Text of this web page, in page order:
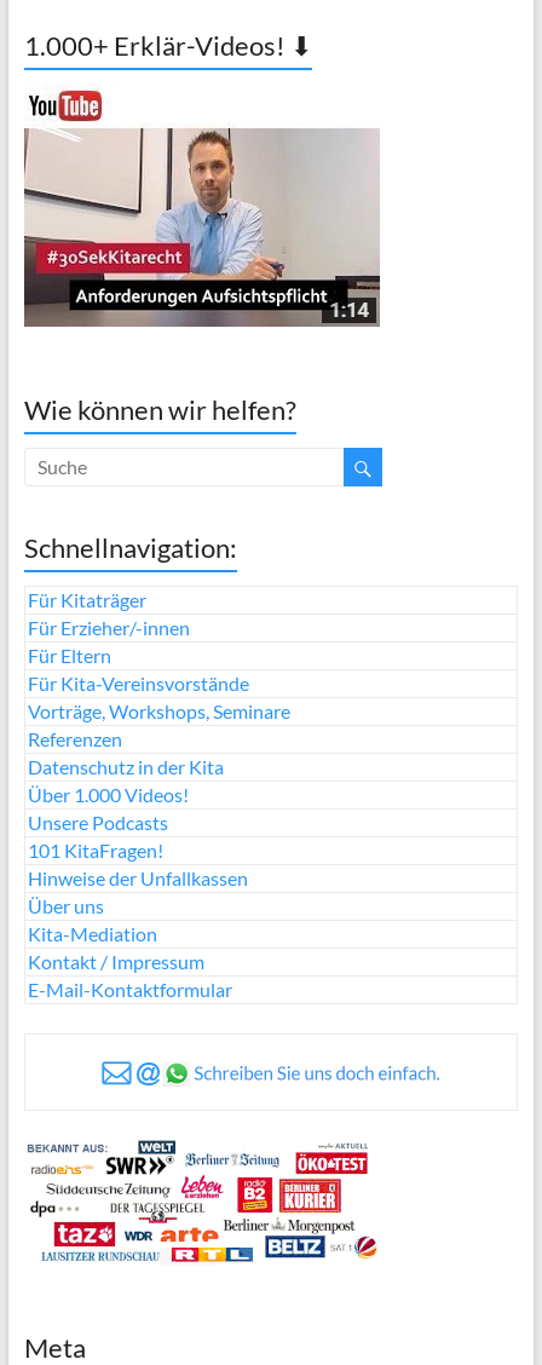
1.000+ Erklär-Videos! ⬇
Wie können wir helfen?
Schnellnavigation:
Für Kitaträger
Für Erzieher/-innen
Für Eltern
Für Kita-Vereinsvorstände
Vorträge, Workshops, Seminare
Referenzen
Datenschutz in der Kita
Über 1.000 Videos!
Unsere Podcasts
101 KitaFragen!
Hinweise der Unfallkassen
Über uns
Kita-Mediation
Kontakt / Impressum
E-Mail-Kontaktformular
Meta